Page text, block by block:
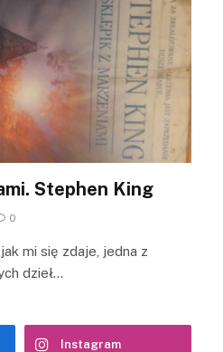
Stephen King
0
mi się zdaje, jedna z
dzieł…
Instagram